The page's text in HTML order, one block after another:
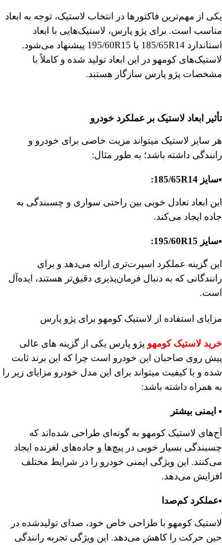
یکی از مهم‌ترین فاکتورها در انتخاب لاستیک، توجه به ابعاد
مناسب است. برای پژو پارس، لاستیک‌هایی با ابعاد
استاندارد 185/65R14 یا 195/60R15 پیشنهاد می‌شود.
لاستیک‌های کومهو در این ابعاد تولید شده و کاملاً با
مشخصات پژو پارس سازگار هستند.
تأثیر ابعاد لاستیک بر عملکرد خودرو
هر سایز لاستیک میتواند مزیت خاصی برای خودرو و
رانندگی داشته باشد؛ به طور مثال:
▪️سایز 185/65R14:
این ابعاد تعادل خوبی بین راحتی سواری و چسبندگی به
جاده ایجاد می‌کند.
▪️سایز 195/60R15:
این گزینه عملکرد اسپرت‌تری ارائه می‌دهد و برای
رانندگانی که به دنبال فرمان‌پذیری دقیق‌تر هستند، ایده‌آل
است.
مزایای استفاده از لاستیک کومهو برای پژو پارس
خرید لاستیک کومهو پژو پارس یکی از گزینه های عالی
پیش روی صاحبان این خودرو است چرا که این برند ثابت
شده و با کیفیت میتواند برای این مدل خودرو مزایای زیر را
به همراه داشته باشد:
▪️ ایمنی بیشتر
آج‌های لاستیک کومهو به گونه‌ای طراحی شده‌اند که
چسبندگی بسیار خوبی در پیچ‌ها و جاده‌های لغزنده ایجاد
می‌کنند. این ویژگی ایمنی خودرو را در شرایط مختلف
افزایش می‌دهد.
▪️عملکرد کم‌صدا
لاستیک کومهو با طراحی خاص خود، صدای تولیدشده در
حین حرکت را کاهش می‌دهد. این ویژگی تجربه رانندگی